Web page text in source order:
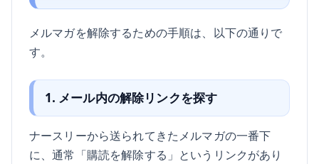
メルマガを解除するための手順は、以下の通りで
す。
1. メール内の解除リンクを探す
ナースリーから送られてきたメルマガの一番下
に、通常「購読を解除する」というリンクがあり